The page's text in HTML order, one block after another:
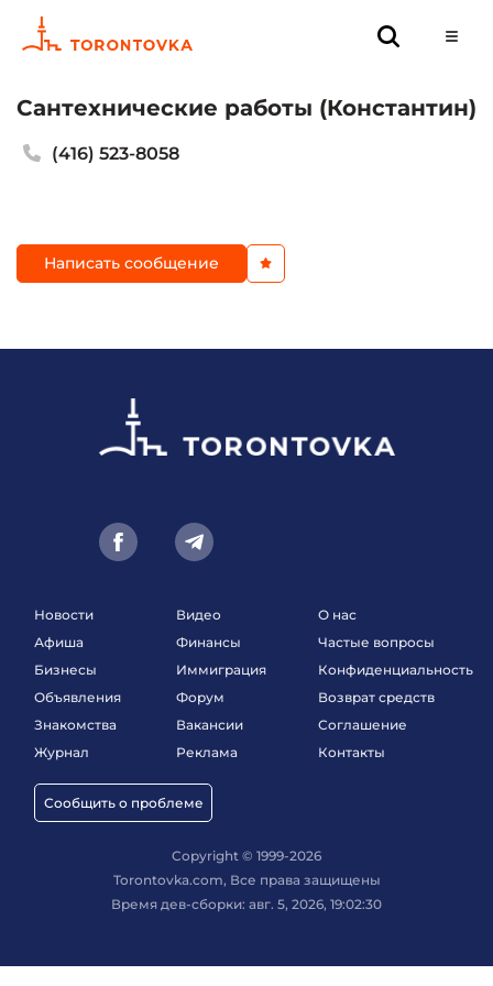
Сантехнические работы (Константин)
(416) 523-8058
Написать сообщение
Новости
Афиша
Бизнесы
Объявления
Знакомства
Журнал
Сообщить о проблеме
Видео
Финансы
Иммиграция
Форум
Вакансии
Реклама
О нас
Частые вопросы
Конфиденциальность
Возврат средств
Соглашение
Контакты
Copyright © 1999-2026
Torontovka.com, Все права защищены
Время дев-сборки: авг. 5, 2026, 19:02:30